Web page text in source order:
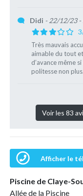
Didi - 22/12/23-
Très mauvais
aimable du tout
d’avance même
politesse non
Voir les 83
Afficher le
Piscine de Claye-
Allée de la Piscine